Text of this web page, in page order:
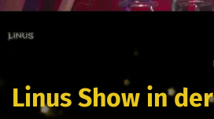
Linus Show in der